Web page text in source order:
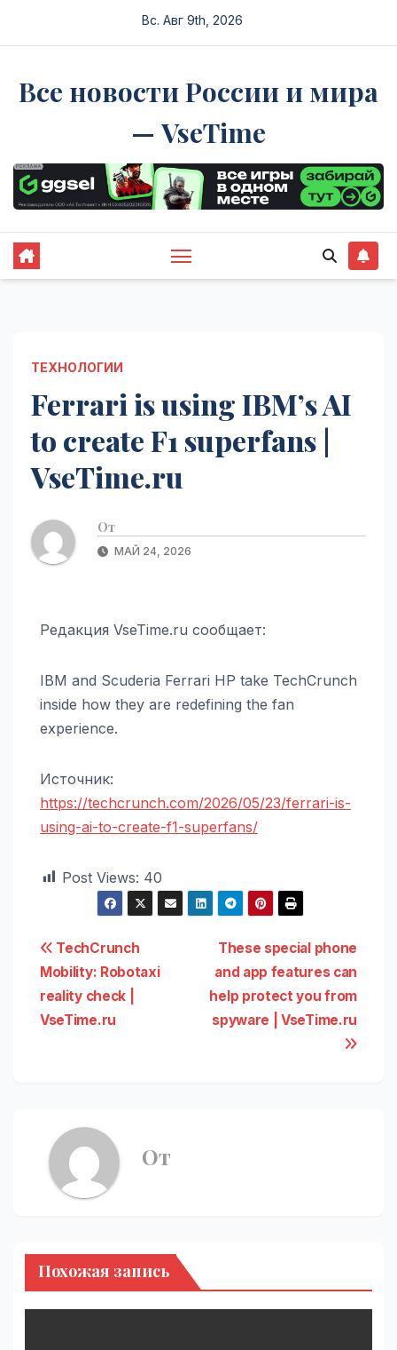
Вс. Авг 9th, 2026
Все новости России и мира
— VseTime
ТЕХНОЛОГИИ
Ferrari is using IBM’s AI
to create F1 superfans |
VseTime.ru
От
МАЙ 24, 2026
Редакция VseTime.ru сообщает:
IBM and Scuderia Ferrari HP take TechCrunch
inside how they are redefining the fan
experience.
Источник:
https://techcrunch.com/2026/05/23/ferrari-is-
using-ai-to-create-f1-superfans/
Post Views: 40
Навигация
по
записям
These special phone
and app features can
help protect you from
spyware | VseTime.ru
TechCrunch
Mobility: Robotaxi
reality check |
VseTime.ru
От
Похожая запись